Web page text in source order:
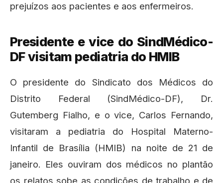
prejuízos aos pacientes e aos enfermeiros.
Presidente e vice do SindMédico-
DF visitam pediatria do HMIB
O presidente do Sindicato dos Médicos do
Distrito Federal (SindMédico-DF), Dr.
Gutemberg Fialho, e o vice, Carlos Fernando,
visitaram a pediatria do Hospital Materno-
Infantil de Brasília (HMIB) na noite de 21 de
janeiro. Eles ouviram dos médicos no plantão
os relatos sobe as condições de trabalho e de